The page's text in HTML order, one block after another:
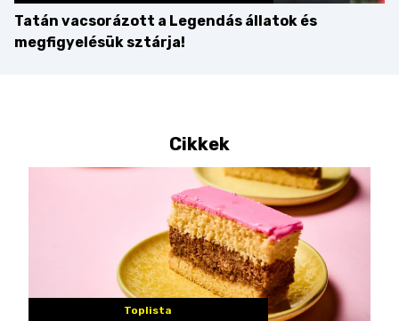
Tatán vacsorázott a Legendás állatok és
megfigyelésük sztárja!
Cikkek
Toplista